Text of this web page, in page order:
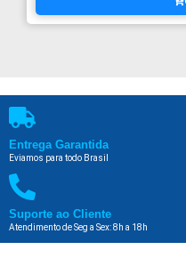
Entrega Garantida
Eviamos para todo Brasil
Suporte ao Cliente
Atendimento de Seg a Sex: 8h a 18h